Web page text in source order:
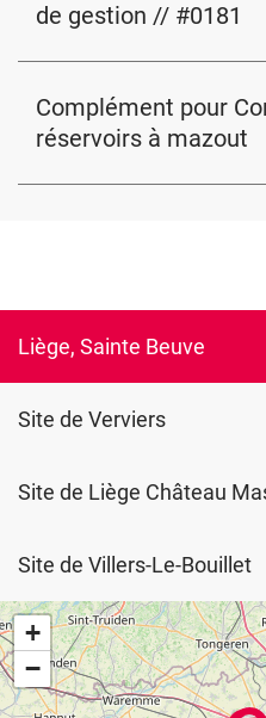
de gestion // #0181
Complément pour
réservoirs à mazout
+
−
Liège, Sainte Beuve
Site de Verviers
Site de Liège Château
Site de Villers-Le-Bouillet